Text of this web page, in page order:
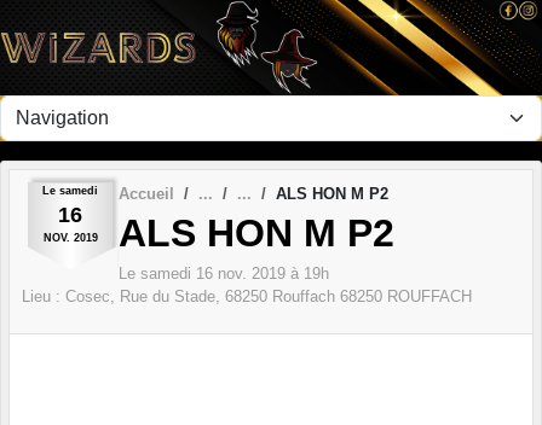
Le samedi
16
NOV. 2019
Accueil ALS HON M P2
ALS HON M P2
Le samedi 16 nov. 2019 à 19h
Lieu : Cosec, Rue du Stade, 68250 Rouffach 68250 ROUFFACH
Panneau de gestion des cookies